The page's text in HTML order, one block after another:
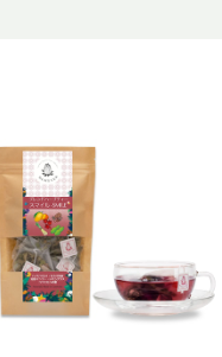
ル：ブレンドハーブティー
イル-SMILE 普通サイズ
¥868
30%OFF